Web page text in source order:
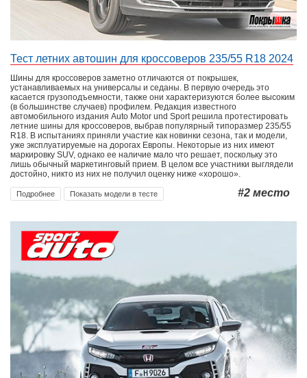
Тест летних автошин для кроссоверов 235/55 R18 2024
Шины для кроссоверов заметно отличаются от покрышек,
устанавливаемых на универсалы и седаны. В первую очередь это
касается грузоподъемности, также они характеризуются более высоким
(в большинстве случаев) профилем. Редакция известного
автомобильного издания Auto Motor und Sport решила протестировать
летние шины для кроссоверов, выбрав популярный типоразмер 235/55
R18. В испытаниях приняли участие как новинки сезона, так и модели,
уже эксплуатируемые на дорогах Европы. Некоторые из них имеют
маркировку SUV, однако ее наличие мало что решает, поскольку это
лишь обычный маркетинговый прием. В целом все участники выглядели
достойно, никто из них не получил оценку ниже «хорошо».
Подробнее Показать модели в тесте #2 место